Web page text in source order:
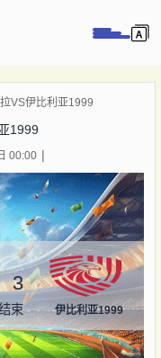
VS伊比利亚1999
1999
00:00
3
束 伊比利亚1999